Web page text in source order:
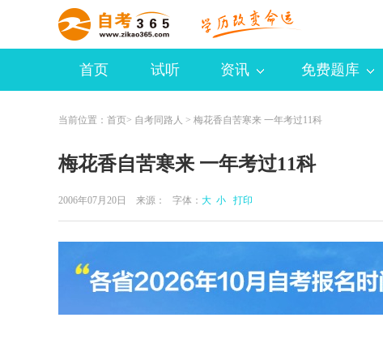
首页 试听 资讯 免费题库
当前位置： 首页> 自考同路人 > 梅花香自苦寒来 一年考过11科
梅花香自苦寒来 一年考过11科
2006年07月20日 来源： 字体： 大 小 打印